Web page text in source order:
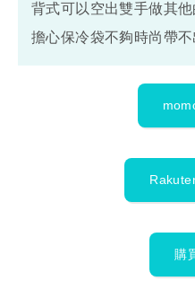
背式可以空出雙手做其
擔心保冷袋不夠時尚帶不
購